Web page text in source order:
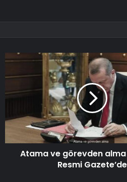
Atama ve görevden
Resmi Gazete’de